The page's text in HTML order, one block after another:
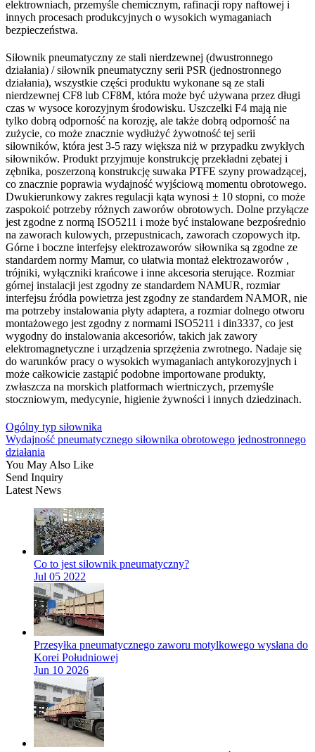
elektrowniach, przemyśle chemicznym, rafinacji ropy naftowej i
innych procesach produkcyjnych o wysokich wymaganiach
bezpieczeństwa.
Siłownik pneumatyczny ze stali nierdzewnej (dwustronnego
działania) / siłownik pneumatyczny serii PSR (jednostronnego
działania), wszystkie części produktu wykonane są ze stali
nierdzewnej CF8 lub CF8M, która może być używana przez długi
czas w wysoce korozyjnym środowisku. Uszczelki F4 mają nie
tylko dobrą odporność na korozję, ale także dobrą odporność na
zużycie, co może znacznie wydłużyć żywotność tej serii
siłowników, która jest 3-5 razy większa niż w przypadku zwykłych
siłowników. Produkt przyjmuje konstrukcję przekładni zębatej i
zębnika, poszerzoną konstrukcję suwaka PTFE szyny prowadzącej,
co znacznie poprawia wydajność wyjściową momentu obrotowego.
Dwukierunkowy zakres regulacji kąta wynosi ± 10 stopni, co może
zaspokoić potrzeby różnych zaworów obrotowych. Dolne przyłącze
jest zgodne z normą ISO5211 i może być instalowane bezpośrednio
na zaworach kulowych, przepustnicach, zaworach czopowych itp.
Górne i boczne interfejsy elektrozaworów siłownika są zgodne ze
standardem normy Mamur, co ułatwia montaż elektrozaworów ,
trójniki, wyłączniki krańcowe i inne akcesoria sterujące. Rozmiar
górnej instalacji jest zgodny ze standardem NAMUR, rozmiar
interfejsu źródła powietrza jest zgodny ze standardem NAMOR, nie
ma potrzeby instalowania płyty adaptera, a rozmiar dolnego otworu
montażowego jest zgodny z normami ISO5211 i din3337, co jest
wygodny do instalowania akcesoriów, takich jak zawory
elektromagnetyczne i urządzenia sprzężenia zwrotnego. Nadaje się
do warunków pracy o wysokich wymaganiach antykorozyjnych i
może całkowicie zastąpić podobne importowane produkty,
zwłaszcza na morskich platformach wiertniczych, przemyśle
stoczniowym, medycynie, higienie żywności i innych dziedzinach.
Ogólny typ siłownika
Wydajność pneumatycznego siłownika obrotowego jednostronnego
działania
You May Also Like
Send Inquiry
Latest News
Co to jest siłownik pneumatyczny?
Jul 05 2022
Przesyłka pneumatycznego zaworu motylkowego wysłana do
Korei Południowej
Jun 10 2026